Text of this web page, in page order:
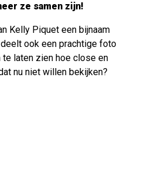
ze samen zijn!
Kelly Piquet een bijnaam
ook een prachtige foto
laten zien hoe close en
nu niet willen bekijken?